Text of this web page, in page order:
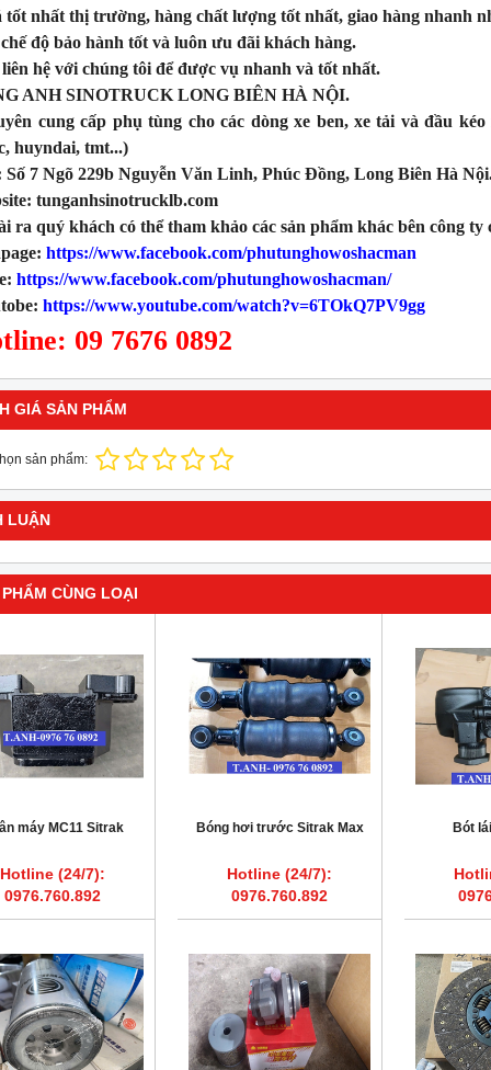
tốt nhất thị trường, hàng chất lượng tốt nhất, giao hàng nhanh
độ bảo hành tốt và luôn ưu đãi khách hàng.
hệ với chúng tôi để được vụ nhanh và tốt nhất.
ANH SINOTRUCK LONG BIÊN HÀ NỘI.
cung cấp phụ tùng cho các dòng xe ben, xe tải và đầu
huyndai, tmt...)
Số 7 Ngõ 229b Nguyễn Văn Linh, Phúc Đồng, Long Biên Hà
tunganhsinotrucklb.com
ra quý khách có thể tham khảo các sản phẩm khác bên công ty
https://www.facebook.com/phutunghowoshacman
https://www.facebook.com/phutunghowoshacman/
https://www.youtube.com/watch?v=6TOkQ7PV9gg
09 7676 0892
GIÁ SẢN PHẨM
sản phẩm:
LUẬN
CÙNG LOẠI
máy MC11 Sitrak
Hotline (24/7):
0976.760.892
Bóng hơi trước Sitrak Max
Hotline (24/7):
0976.760.892
Bót